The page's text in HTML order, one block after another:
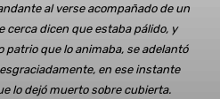
al verse acompañado de un
cerca dicen que estaba pálido, y
patrio que lo animaba, se adelantó
en ese instante
lo dejó muerto sobre cubierta.